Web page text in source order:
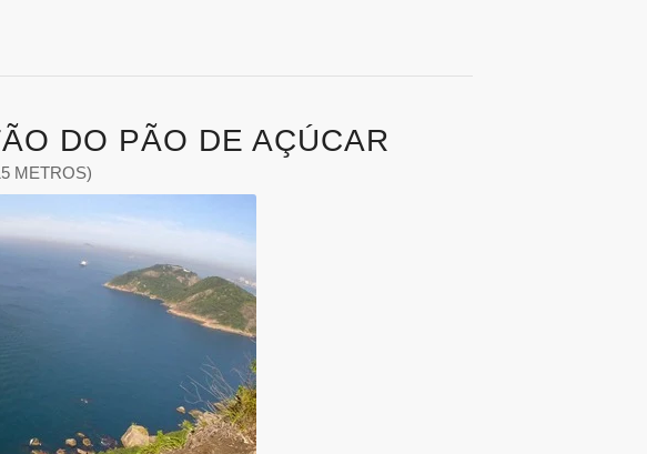
DO PÃO DE AÇÚCAR
METROS)